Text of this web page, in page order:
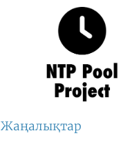
Жаңалықтар